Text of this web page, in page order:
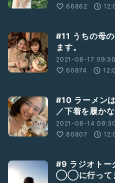
66862
#11 うちの母
ます。
2021-08-17
60874
#10 ラーメン
／下着を履か
2021-08-14
80807
#9 ラジオトー
◯◯に行って